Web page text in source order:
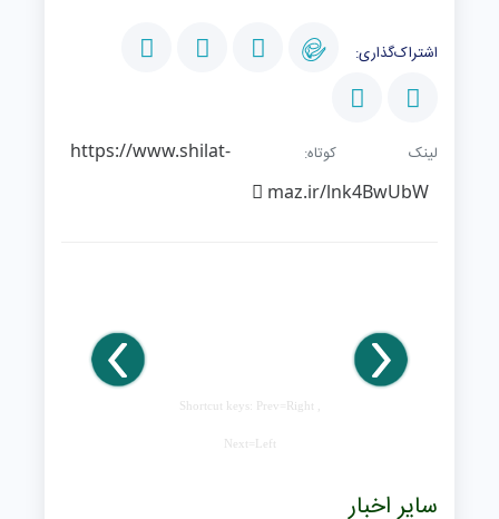
اشتراک‌گذاری:
لینک کوتاه:https://www.shilat-
maz.ir/lnk4BwUbW
Shortcut keys: Prev=Right ,
Next=Left
سایر اخبار